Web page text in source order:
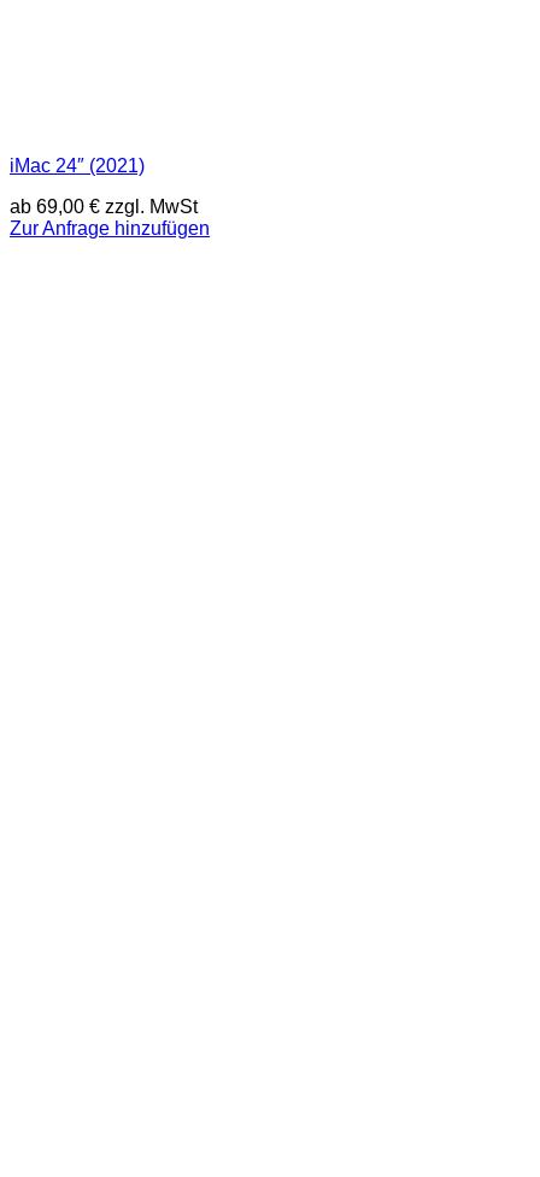
iMac 24″ (2021)
ab 69,00 € zzgl. MwSt
Zur Anfrage hinzufügen